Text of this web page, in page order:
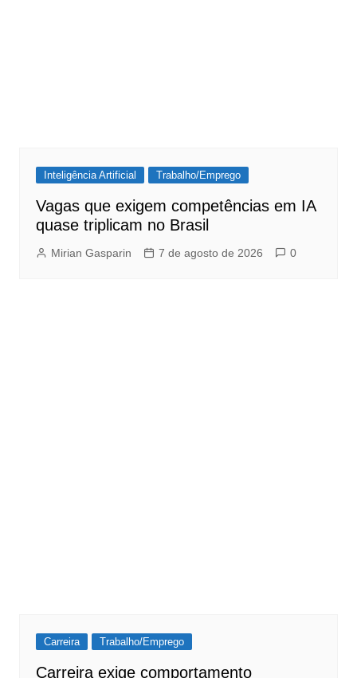
Inteligência Artificial Trabalho/Emprego
Vagas que exigem competências em IA
quase triplicam no Brasil
Mirian Gasparin 7 de agosto de 2026 0
Carreira Trabalho/Emprego
Carreira exige comportamento